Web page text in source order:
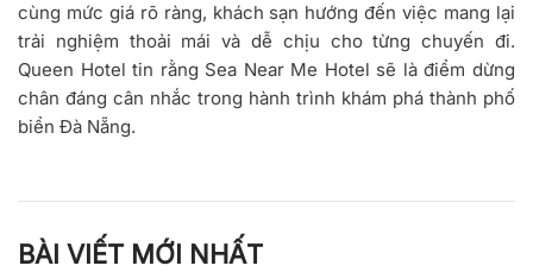
cùng mức giá rõ ràng, khách sạn hướng đến việc mang lại
trải nghiệm thoải mái và dễ chịu cho từng chuyến đi.
Queen Hotel tin rằng Sea Near Me Hotel sẽ là điểm dừng
chân đáng cân nhắc trong hành trình khám phá thành phố
biển Đà Nẵng.
BÀI VIẾT MỚI NHẤT